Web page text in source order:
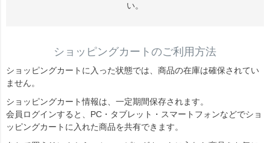
い。
ショッピングカートのご利用方法
ショッピングカートに入った状態では、商品の在庫は確保されてい
ません。
ショッピングカート情報は、一定期間保存されます。
会員ログインすると、PC・タブレット・スマートフォンなどでショ
ッピングカートに入れた商品を共有できます。